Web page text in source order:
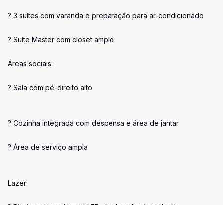
? 3 suítes com varanda e preparação para ar-condicionado
? Suíte Master com closet amplo
Áreas sociais:
? Sala com pé-direito alto
? Cozinha integrada com despensa e área de jantar
? Área de serviço ampla
Lazer: